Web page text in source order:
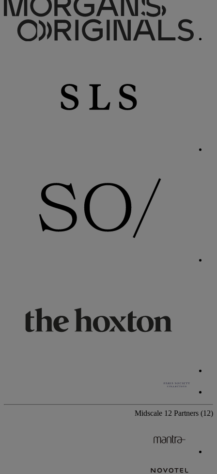
Midscale 12 Partners (12)